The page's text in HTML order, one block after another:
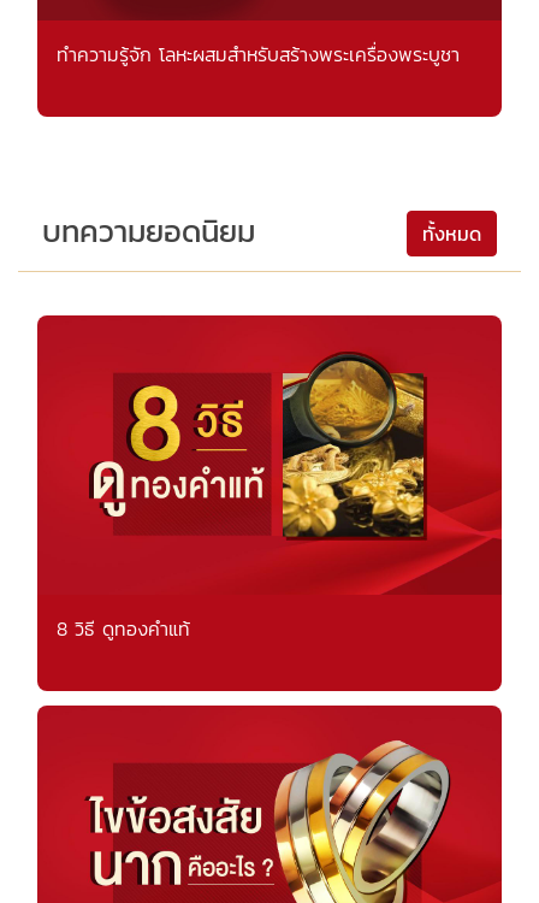
ทำความรู้จัก โลหะผสมสำหรับสร้างพระเครื่องพระบูชา
บทความยอดนิยม ทั้งหมด
8 วิธี ดูทองคำแท้